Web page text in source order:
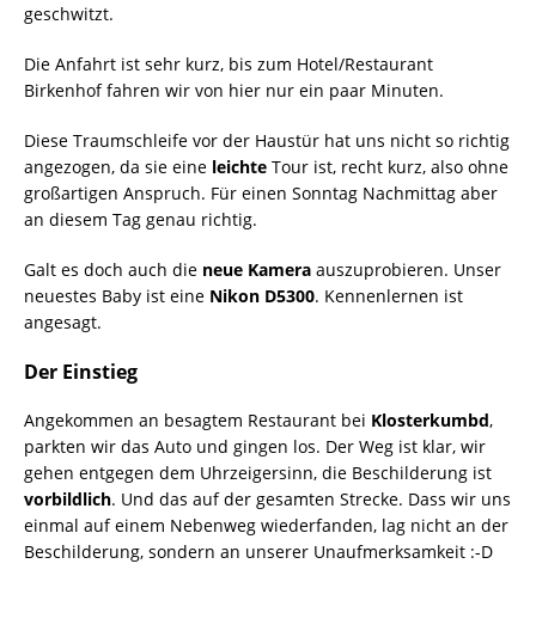
geschwitzt.
Die Anfahrt ist sehr kurz, bis zum Hotel/Restaurant
Birkenhof fahren wir von hier nur ein paar Minuten.
Diese Traumschleife vor der Haustür hat uns nicht so richtig
angezogen, da sie eine leichte Tour ist, recht kurz, also ohne
großartigen Anspruch. Für einen Sonntag Nachmittag aber
an diesem Tag genau richtig.
Galt es doch auch die neue Kamera auszuprobieren. Unser
neuestes Baby ist eine Nikon D5300. Kennenlernen ist
angesagt.
Der Einstieg
Angekommen an besagtem Restaurant bei Klosterkumbd,
parkten wir das Auto und gingen los. Der Weg ist klar, wir
gehen entgegen dem Uhrzeigersinn, die Beschilderung ist
vorbildlich. Und das auf der gesamten Strecke. Dass wir uns
einmal auf einem Nebenweg wiederfanden, lag nicht an der
Beschilderung, sondern an unserer Unaufmerksamkeit :-D